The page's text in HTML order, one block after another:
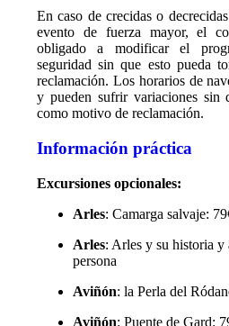
En caso de crecidas o
evento de fuerza mayor, el
obligado a modificar el
seguridad sin que esto pueda
reclamación. Los horarios de
y pueden sufrir variaciones sin
como motivo de reclamación.
Información práctica
Excursiones opcionales:
Arles: Camarga salvaje:
Arles: Arles y su historia y
persona
Aviñón: la Perla del
Aviñón: Puente de Gard: